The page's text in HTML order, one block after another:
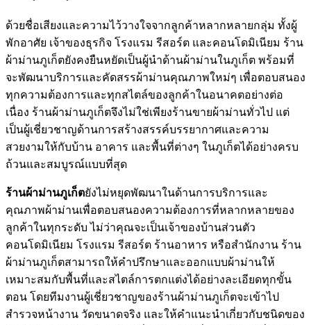
ด้วยชื่อเสียงและความไว้วางใจจากลูกค้าหลากหลายกลุ่ม ทั้งผู้
พักอาศัย เจ้าของธุรกิจ โรงแรม รีสอร์ต และคอนโดมิเนียม ร้าน
ผ้าม่านภูเก็ตยังคงยืนหยัดเป็นผู้นำด้านผ้าม่านในภูเก็ต พร้อมที่
จะพัฒนาบริการและคัดสรรผ้าม่านคุณภาพใหม่ๆ เพื่อตอบสนอง
ทุกความต้องการและทุกสไตล์ของลูกค้าในอนาคตอย่างต่อ
เนื่อง ร้านผ้าม่านภูเก็ตจึงไม่ใช่เพียงร้านขายผ้าม่านทั่วไป แต่
เป็นผู้เชี่ยวชาญด้านการสร้างสรรค์บรรยากาศและความ
สวยงามให้กับบ้าน อาคาร และพื้นที่ต่างๆ ในภูเก็ตได้อย่างครบ
ถ้วนและสมบูรณ์แบบที่สุด
ร้านผ้าม่านภูเก็ตยังไม่หยุดพัฒนาในด้านการบริการและ
คุณภาพผ้าม่านเพื่อตอบสนองความต้องการที่หลากหลายของ
ลูกค้าในทุกระดับ ไม่ว่าคุณจะเป็นเจ้าของบ้านส่วนตัว
คอนโดมิเนียม โรงแรม รีสอร์ต ร้านอาหาร หรือสำนักงาน ร้าน
ผ้าม่านภูเก็ตสามารถให้คำปรึกษาและออกแบบผ้าม่านให้
เหมาะสมกับพื้นที่และสไตล์การตกแต่งได้อย่างละเอียดทุกขั้น
ตอน โดยทีมงานผู้เชี่ยวชาญของร้านผ้าม่านภูเก็ตจะเข้าไป
สำรวจหน้างาน วัดขนาดจริง และให้คำแนะนำเกี่ยวกับชนิดของ